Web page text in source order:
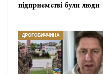
підприємстві були люди
ДРОГОБИЧЧИНА